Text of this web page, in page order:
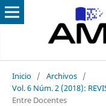
Inicio / Archivos /
Vol. 6 Núm. 2 (2018):
Entre Docentes